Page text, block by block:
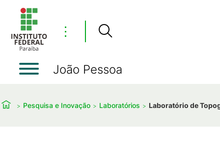
⋮
João Pessoa
Pesquisa e Inovação Laboratórios Laboratório de